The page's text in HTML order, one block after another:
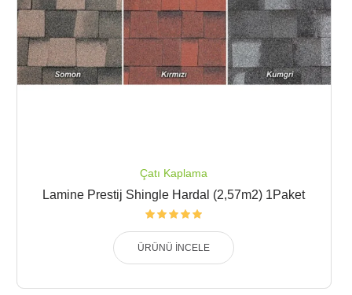
Çatı Kaplama
Lamine Prestij Shingle Hardal (2,57m2) 1Paket
ÜRÜNÜ İNCELE